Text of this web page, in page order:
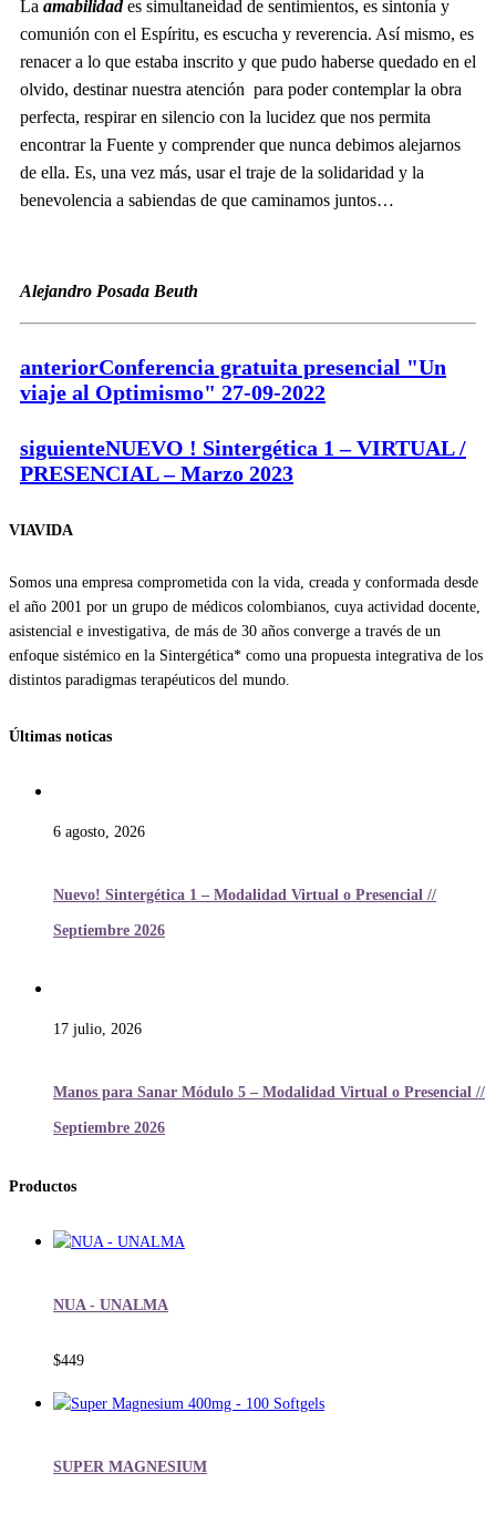
La amabilidades simultaneidad de sentimientos, es sintonía y
comunión con el Espíritu, es escucha y reverencia. Así mismo, es
renacer a lo que estaba inscrito y que pudo haberse quedado en el
olvido, destinar nuestra atención para poder contemplar la obra
perfecta, respirar en silencio con la lucidez que nos permita
encontrar la Fuente y comprender que nunca debimos alejarnos
de ella. Es, una vez más, usar el traje de la solidaridad y la
benevolencia a sabiendas de que caminamos juntos…
Alejandro Posada Beuth
anteriorConferencia gratuita presencial "Un
viaje al Optimismo" 27-09-2022
siguienteNUEVO ! Sintergética 1 – VIRTUAL /
PRESENCIAL – Marzo 2023
VIAVIDA
Somos una empresa comprometida con la vida, creada y conformada desde
el año 2001 por un grupo de médicos colombianos, cuya actividad docente,
asistencial e investigativa, de más de 30 años converge a través de un
enfoque sistémico en la Sintergética* como una propuesta integrativa de los
distintos paradigmas terapéuticos del mundo.
Últimas noticas
6 agosto, 2026
Nuevo! Sintergética 1 – Modalidad Virtual o Presencial //
Septiembre 2026
17 julio, 2026
Manos para Sanar Módulo 5 – Modalidad Virtual o Presencial //
Septiembre 2026
Productos
NUA - UNALMA
$449
SUPER MAGNESIUM